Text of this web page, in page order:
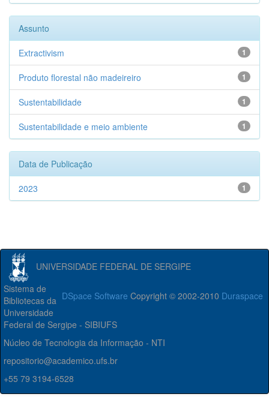
Assunto
1
Extractivism
1
Produto florestal não madeireiro
1
Sustentabilidade
1
Sustentabilidade e meio ambiente
Data de Publicação
1
2023
UNIVERSIDADE FEDERAL DE SERGIPE
DSpace Software Copyright © 2002-2010 Duraspace
Sistema de
Bibliotecas da
Universidade
Federal de Sergipe - SIBIUFS
Núcleo de Tecnologia da Informação - NTI
repositorio@academico.ufs.br
+55 79 3194-6528